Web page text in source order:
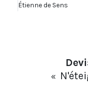
Étienne de Sens
«